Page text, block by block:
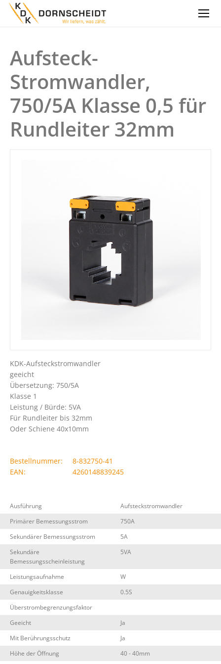
Aufsteck-
Stromwandler,
750/5A Klasse 0,5 für
Rundleiter 32mm
KDK-Aufsteckstromwandler
geeicht
Übersetzung: 750/5A
Klasse 1
Leistung / Bürde: 5VA
Für Rundleiter bis 32mm
Oder Schiene 40x10mm
Bestellnummer:
8-832750-41
EAN:
4260148839245
Ausführung
Aufsteckstromwandler
Primärer Bemessungsstrom
750A
Sekundärer Bemessungsstrom
5A
Sekundäre
Bemessungsscheinleistung
5VA
Leistungsaufnahme
W
Genauigkeitsklasse
0.5S
Überstrombegrenzungsfaktor
Geeicht
Ja
Mit Berührungsschutz
Ja
Höhe der Öffnung
40 - 40mm